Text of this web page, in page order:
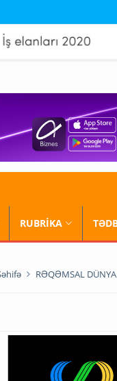
RUBRİKA
RƏQƏMSAL DÜNYA